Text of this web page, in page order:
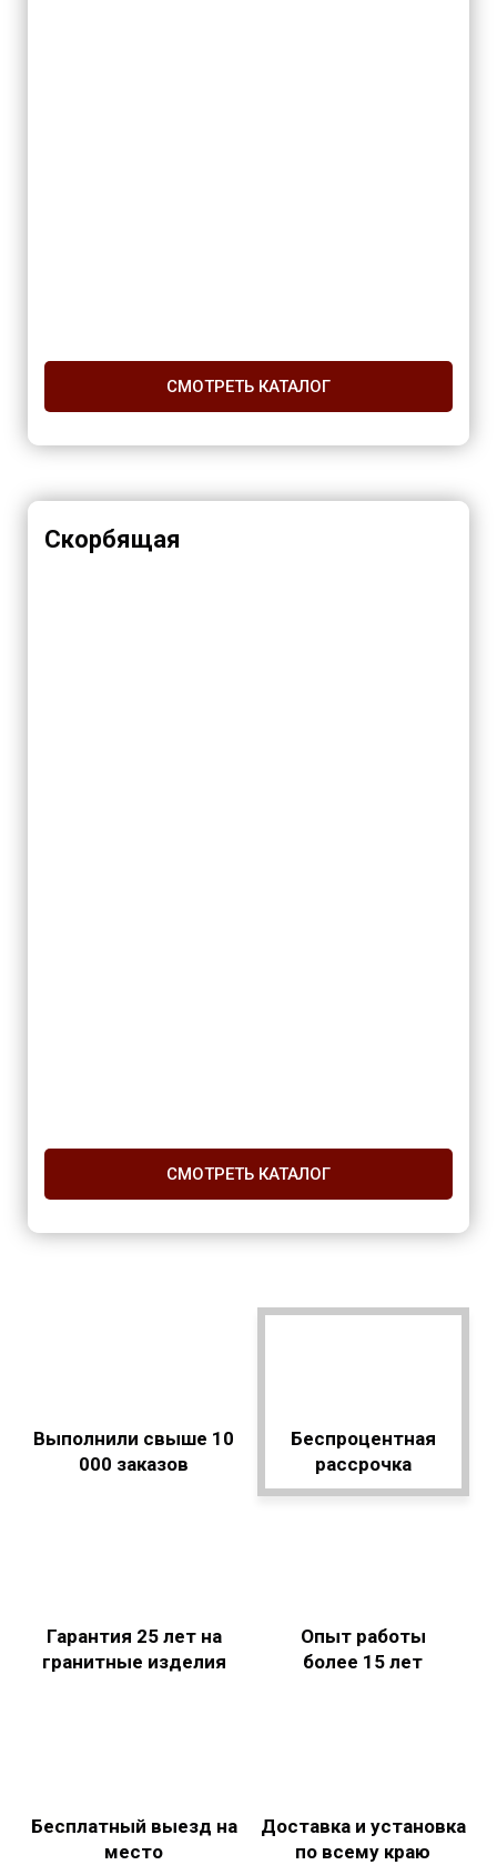
СМОТРЕТЬ КАТАЛОГ
Скорбящая
СМОТРЕТЬ КАТАЛОГ
Выполнили свыше 10
000 заказов
Беспроцентная
рассрочка
Гарантия 25 лет на
гранитные изделия
Опыт работы
более 15 лет
Бесплатный выезд на
место
Доставка и установка
по всему краю